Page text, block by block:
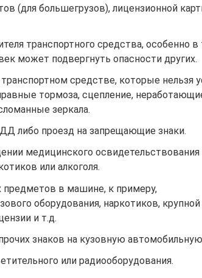
(для большегрузов), лицензионной
транспортного средства, особенно
может подвергнуть опасности других.
средстве, которые нельзя
тормоза, сцепление,
зеркала.
либо проезд на запрещающие знаки.
медицинского освидетельствования
или алкоголя.
предметов в машине, к примеру,
оборудования, наркотиков,
и т.д.
знаков на кузовную
или радиооборудования.